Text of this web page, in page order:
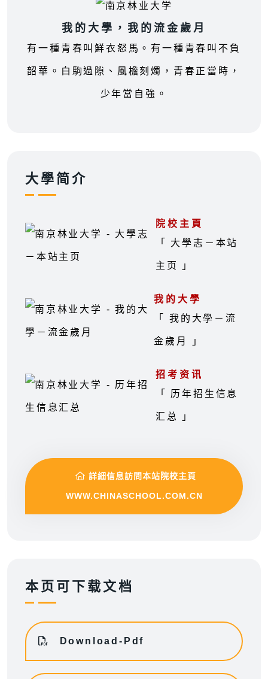
我的大學，我的流金歲月
有一種青春叫鮮衣怒馬。有一種青春叫不負
韶華。白駒過隙、風檐刻燭，青春正當時，
少年當自強。
大學简介
院校主頁
「 大學志－本站
主页 」
我的大學
「 我的大學－流
金歲月 」
招考资讯
「 历年招生信息
汇总 」
詳細信息訪問本站院校主頁
WWW.CHINASCHOOL.COM.CN
本页可下载文档
Download-Pdf